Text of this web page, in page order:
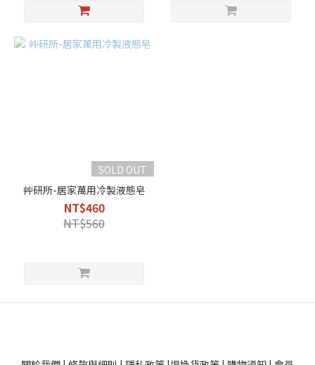
SOLD OUT
艸研所-居家萬用冷製液態皂
NT$460
NT$560